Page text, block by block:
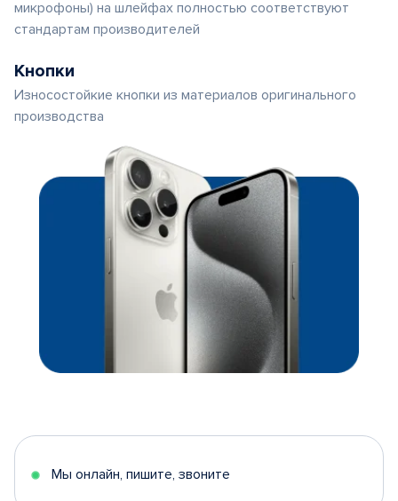
микрофоны) на шлейфах полностью соответствуют
стандартам производителей
Кнопки
Износостойкие кнопки из материалов оригинального
производства
Мы онлайн, пишите, звоните